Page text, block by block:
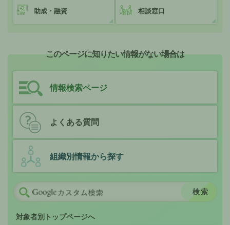
助成・融資 相談窓口
このページに知りたい情報がない場合は
情報検索ページ
よくある質問
組織別情報から探す
対象者別トップページへ